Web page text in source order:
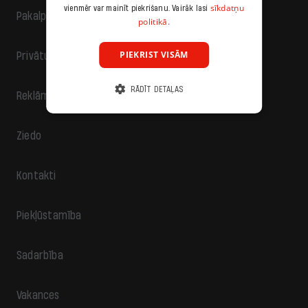
Pakalpojumu sniegšanas noteikumi
Privātuma politika
Reklāma
Ziedo
Kontakti
Piekļūstamība
Sadarbība
Vakances
vienmēr var mainīt piekrišanu. Vairāk lasi sīkdatņu
politikā.
PIEKRIST VISĀM
RĀDĪT DETAĻAS